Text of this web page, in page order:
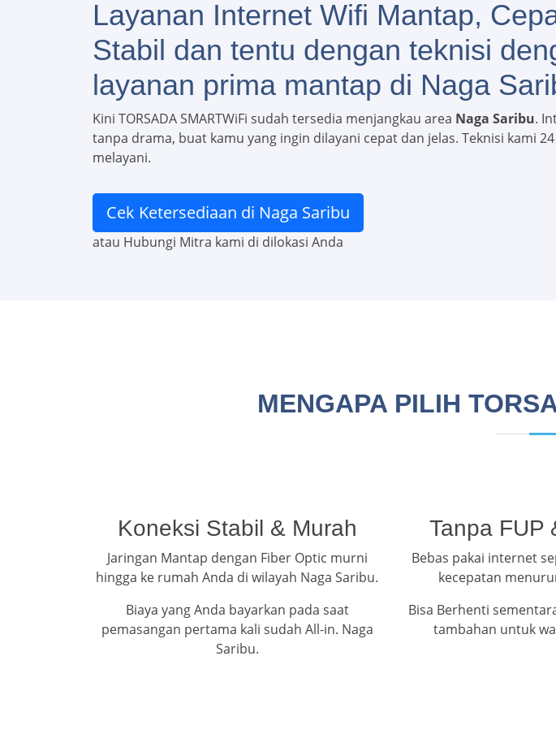
Layanan Internet Wifi Mantap,
Stabil dan tentu dengan teknisi
layanan prima mantap di Naga
Kini TORSADA SMARTWiFi sudah tersedia menjangkau area Naga Saribu.
tanpa drama, buat kamu yang ingin dilayani cepat dan jelas. Teknisi kami
melayani.
Cek Ketersediaan di Naga Saribu
atau Hubungi Mitra kami di dilokasi Anda
MENGAPA PILIH
Koneksi Stabil & Murah
Jaringan Mantap dengan Fiber Optic murni
hingga ke rumah Anda di wilayah Naga Saribu.
Biaya yang Anda bayarkan pada saat
pemasangan pertama kali sudah All-in. Naga
Saribu.
Tanpa FUP
Bebas pakai internet
kecepatan
Bisa Berhenti
tambahan untuk